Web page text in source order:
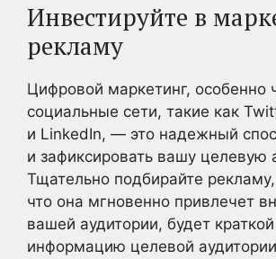
Инвестируйте в
рекламу
Цифровой маркетинг, особенно
социальные сети, такие как
и LinkedIn, — это надежный
и зафиксировать вашу целевую
Тщательно подбирайте
что она мгновенно привлечет
вашей аудитории, будет
информацию целевой